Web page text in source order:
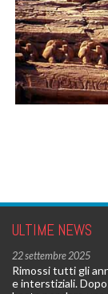
ULTIME NEWS
22 settembre 2025
Rimossi tutti gli
e interstiziali.